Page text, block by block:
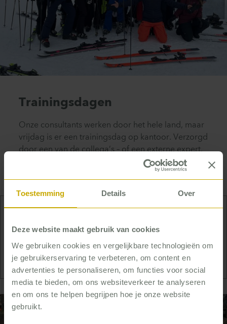
Toestemming Details Over
Deze website maakt gebruik van cookies
We gebruiken cookies en vergelijkbare technologieën om
je gebruikerservaring te verbeteren, om content en
advertenties te personaliseren, om functies voor social
media te bieden, om ons websiteverkeer te analyseren
en om ons te helpen begrijpen hoe je onze website
gebruikt.
Trainingsdagen
Onze consultants werken door het hele land, maar
vrijdag is er een trainingsdag op kantoor. Verzorgd
door een van de collega’s – of een externe expert.
Met lunch. En drankje na. Misschien wel in Moeke
De trainingsdag is een ontspannen moment
ander gaat.